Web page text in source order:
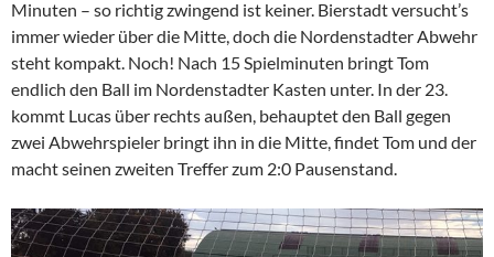
Minuten – so richtig zwingend ist keiner. Bierstadt versucht’s
immer wieder über die Mitte, doch die Nordenstadter Abwehr
steht kompakt. Noch! Nach 15 Spielminuten bringt Tom
endlich den Ball im Nordenstadter Kasten unter. In der 23.
kommt Lucas über rechts außen, behauptet den Ball gegen
zwei Abwehrspieler bringt ihn in die Mitte, findet Tom und der
macht seinen zweiten Treffer zum 2:0 Pausenstand.